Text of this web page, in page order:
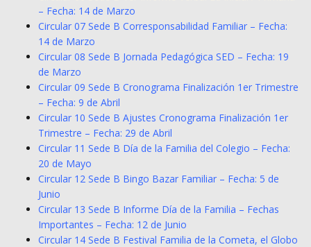
– Fecha: 14 de Marzo
Circular 07 Sede B Corresponsabilidad Familiar – Fecha:
14 de Marzo
Circular 08 Sede B Jornada Pedagógica SED – Fecha: 19
de Marzo
Circular 09 Sede B Cronograma Finalización 1er Trimestre
– Fecha: 9 de Abril
Circular 10 Sede B Ajustes Cronograma Finalización 1er
Trimestre – Fecha: 29 de Abril
Circular 11 Sede B Día de la Familia del Colegio – Fecha:
20 de Mayo
Circular 12 Sede B Bingo Bazar Familiar – Fecha: 5 de
Junio
Circular 13 Sede B Informe Día de la Familia – Fechas
Importantes – Fecha: 12 de Junio
Circular 14 Sede B Festival Familia de la Cometa, el Globo